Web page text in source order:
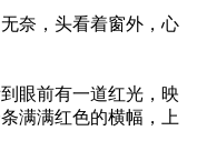
奈，头看着窗外，心
眼前有一道红光，映
满满红色的横幅，上